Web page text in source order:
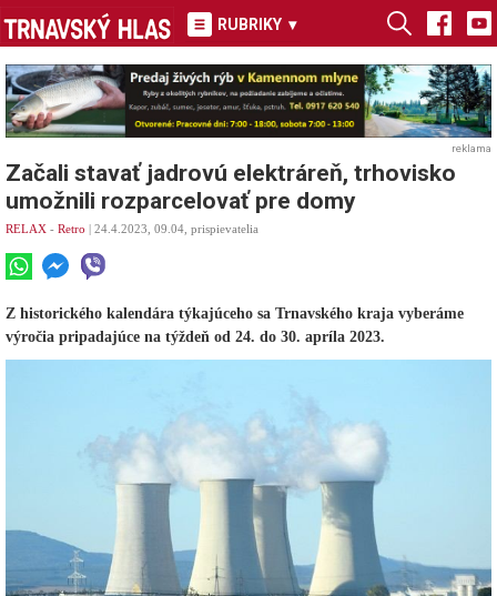
RUBRIKY ▾
reklama
Začali stavať jadrovú elektráreň, trhovisko
umožnili rozparcelovať pre domy
RELAX - Retro | 24.4.2023, 09.04, prispievatelia
Z historického kalendára týkajúceho sa Trnavského kraja vyberáme
výročia pripadajúce na týždeň od 24. do 30. apríla 2023.